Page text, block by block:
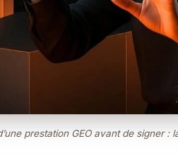
prestation GEO avant de signer :